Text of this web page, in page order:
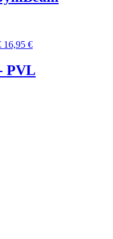
16,95 €
PVL